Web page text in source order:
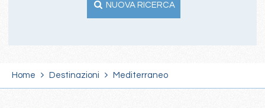
NUOVA RICERCA
Home Destinazioni Mediterraneo